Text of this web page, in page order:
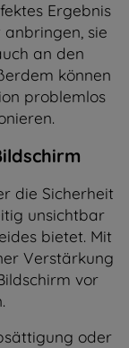
Ergebnis
anbringen, sie
an den
können
problemlos
die Sicherheit
unsichtbar
bietet. Mit
Verstärkung
vor
oder